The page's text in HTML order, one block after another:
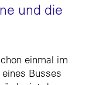
und die
einmal im
Busses